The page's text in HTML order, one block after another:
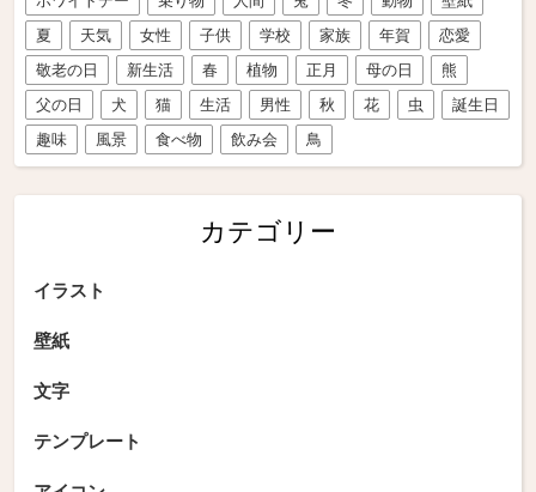
夏
天気 女性 子供 学校 家族 年賀
恋愛
敬老の日
新生活 春 植物 正月 母の日
熊
父の日
犬 猫 生活 男性 秋 花 虫
誕生日
趣味
風景 食べ物 飲み会 鳥
カテゴリー
イラスト
壁紙
文字
テンプレート